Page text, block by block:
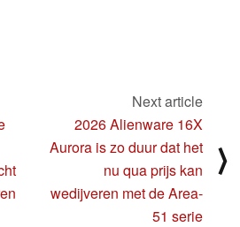
Next article
2026 Alienware 16X
Aurora is zo duur dat het
nu qua prijs kan
wedijveren met de Area-
51 serie
⟩